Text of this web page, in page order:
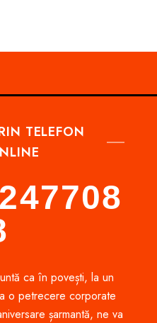
TELEFON
ca în povești, la un
o petrecere corporate
șarmantă, ne va